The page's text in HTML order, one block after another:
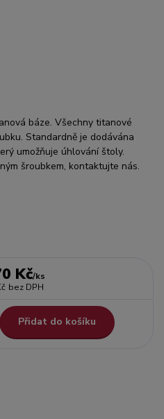
báze. Všechny titanové
Standardně je dodávána
umožňuje úhlování štoly.
šroubkem, kontaktujte nás.
Kč/ks
bez DPH
Přidat do košíku